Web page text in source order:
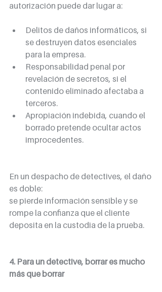
autorización puede dar lugar a:
Delitos de daños informáticos, si
se destruyen datos esenciales
para la empresa.
Responsabilidad penal por
revelación de secretos, si el
contenido eliminado afectaba a
terceros.
Apropiación indebida, cuando el
borrado pretende ocultar actos
improcedentes.
En un despacho de detectives, el daño
es doble:
se pierde información sensible y se
rompe la confianza que el cliente
deposita en la custodia de la prueba.
4. Para un detective, borrar es mucho
más que borrar